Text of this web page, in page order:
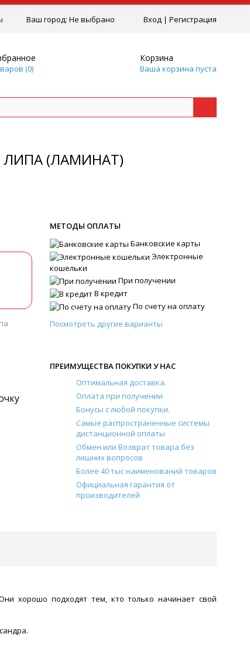
Ваш город: Не выбрано Вход | Регистрация
(0)
Корзина
Ваша корзина пуста
ЛИПА (ЛАМИНАТ)
МЕТОДЫ ОПЛАТЫ
Банковские карты
Электронные
кошельки
При получении
В кредит
По счету на оплату
Посмотреть другие варианты
ПРЕИМУЩЕСТВА ПОКУПКИ У НАС
Оптимальная доставка.
Оплата при получении
Бонусы с любой покупки.
Самые распространенные системы
дистанционной оплаты
Обмен или Возврат товара без
лишних вопросов
Более 40 тыс наименований товаров
Официальная гарантия от
производителей
хорошо подходят тем, кто только начинает свой